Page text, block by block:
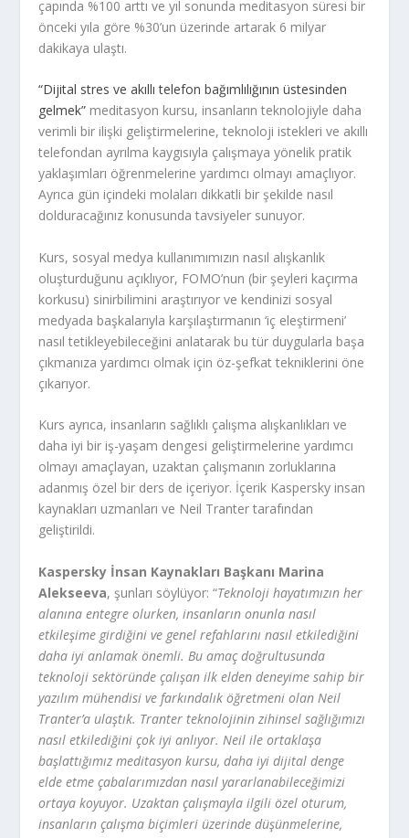
çapında %100 arttı ve yıl sonunda meditasyon süresi bir
önceki yıla göre %30’un üzerinde artarak 6 milyar
dakikaya ulaştı.
“Dijital stres ve akıllı telefon bağımlılığının üstesinden
gelmek” meditasyon kursu, insanların teknolojiyle daha
verimli bir ilişki geliştirmelerine, teknoloji istekleri ve akıllı
telefondan ayrılma kaygısıyla çalışmaya yönelik pratik
yaklaşımları öğrenmelerine yardımcı olmayı amaçlıyor.
Ayrıca gün içindeki molaları dikkatli bir şekilde nasıl
dolduracağınız konusunda tavsiyeler sunuyor.
Kurs, sosyal medya kullanımımızın nasıl alışkanlık
oluşturduğunu açıklıyor, FOMO’nun (bir şeyleri kaçırma
korkusu) sinirbilimini araştırıyor ve kendinizi sosyal
medyada başkalarıyla karşılaştırmanın ‘iç eleştirmeni’
nasıl tetikleyebileceğini anlatarak bu tür duygularla başa
çıkmanıza yardımcı olmak için öz-şefkat tekniklerini öne
çıkarıyor.
Kurs ayrıca, insanların sağlıklı çalışma alışkanlıkları ve
daha iyi bir iş-yaşam dengesi geliştirmelerine yardımcı
olmayı amaçlayan, uzaktan çalışmanın zorluklarına
adanmış özel bir ders de içeriyor. İçerik Kaspersky insan
kaynakları uzmanları ve Neil Tranter tarafından
geliştirildi.
Kaspersky İnsan Kaynakları Başkanı Marina
Alekseeva, şunları söylüyor: “Teknoloji hayatımızın her
alanına entegre olurken, insanların onunla nasıl
etkileşime girdiğini ve genel refahlarını nasıl etkilediğini
daha iyi anlamak önemli. Bu amaç doğrultusunda
teknoloji sektöründe çalışan ilk elden deneyime sahip bir
yazılım mühendisi ve farkındalık öğretmeni olan Neil
Tranter’a ulaştık. Tranter teknolojinin zihinsel sağlığımızı
nasıl etkilediğini çok iyi anlıyor. Neil ile ortaklaşa
başlattığımız meditasyon kursu, daha iyi dijital denge
elde etme çabalarımızdan nasıl yararlanabileceğimizi
ortaya koyuyor. Uzaktan çalışmayla ilgili özel oturum,
insanların çalışma biçimleri üzerinde düşünmelerine,